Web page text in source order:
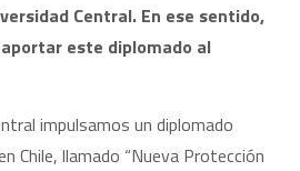
Central. En ese sentido,
este diplomado al
impulsamos un diplomado
Chile, llamado “Nueva Protección